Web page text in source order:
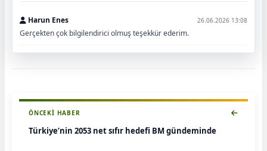
Harun Enes 26.06.2026 13:08
Gerçekten çok bilgilendirici olmuş teşekkür ederim.
ÖNCEKI HABER
Türkiye’nin 2053 net sıfır hedefi BM gündeminde